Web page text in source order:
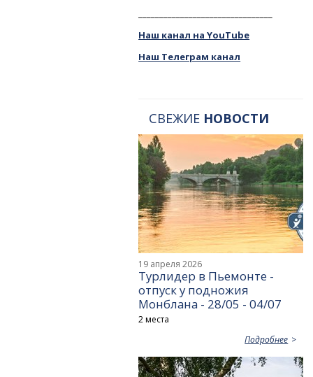
Наш канал на YouTube
Наш Телеграм канал
СВЕЖИЕ НОВОСТИ
19 апреля 2026
Турлидер в Пьемонте -
отпуск у подножия
Монблана - 28/05 - 04/07
2 места
Подробнее